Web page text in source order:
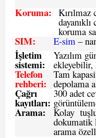
Koruma: Kırılmaz
koruma
SIM: E-sim –
İşletim
sistemi:
Yazılım
ekleyebilir,
Telefon
rehberi:
Tam
depolama
Çağrı
kayıtları:
300 adet
Arama: Kolay
dokumatik
arama